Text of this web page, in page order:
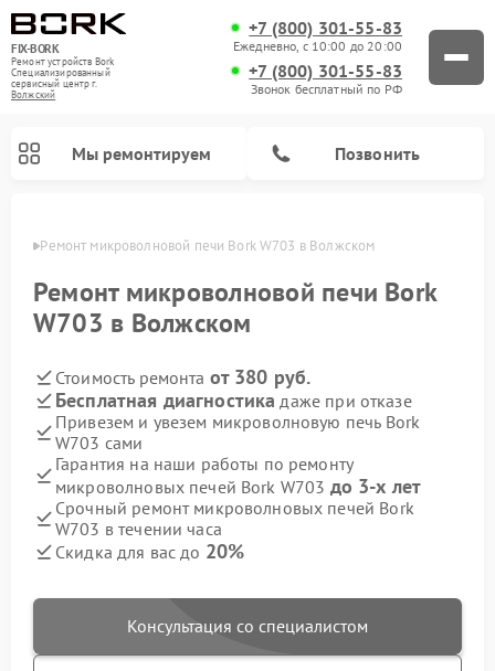
FIX-BORK
Ремонт устройств Bork
Специализированный
cервисный центр г.
Волжский
+7 (800) 301-55-83
Ежедневно, с 10:00 до 20:00
+7 (800) 301-55-83
Звонок бесплатный по РФ
Мы ремонтируем Позвонить
Ремонт микроволновой печи Bork W703 в Волжском
Ремонт микроволновой печи Bork
W703 в Волжском
Стоимость ремонта от 380 руб.
Бесплатная диагностика даже при отказе
Привезем и увезем микроволновую печь Bork
W703 сами
Гарантия на наши работы по ремонту
микроволновых печей Bork W703 до 3-х лет
Срочный ремонт микроволновых печей Bork
W703 в течении часа
Скидка для вас до 20%
Консультация со специалистом